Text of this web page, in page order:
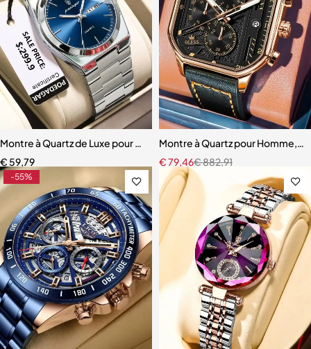
Montre à Quartz de Luxe pour Homme, Étanche, en Acier
€ 59,79
Montre à Quartz pour Homme,
€882,91
€79,46
-55%